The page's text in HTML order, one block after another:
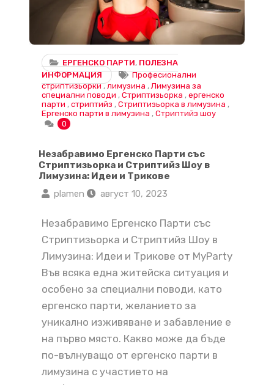
ЕРГЕНСКО ПАРТИ, ПОЛЕЗНА
ИНФОРМАЦИЯ
Професионални
стриптизьорки ,лимузина ,Лимузина за
специални поводи , Стриптизьорка , ергенско
парти , стриптийз , Стриптизьорка в лимузина ,
Ергенско парти в лимузина , Стриптийз шоу
0
Незабравимо Ергенско Парти със
Стриптизьорка и Стриптийз Шоу в
Лимузина: Идеи и Трикове
plamen
август 10, 2023
Незабравимо Ергенско Парти със
Стриптизьорка и Стриптийз Шоу в
Лимузина: Идеи и Трикове от MyParty
Във всяка една житейска ситуация и
особено за специални поводи, като
ергенско парти, желанието за
уникално изживяване и забавление е
на първо място. Какво може да бъде
по-вълнуващо от ергенско парти в
лимузина с участието на